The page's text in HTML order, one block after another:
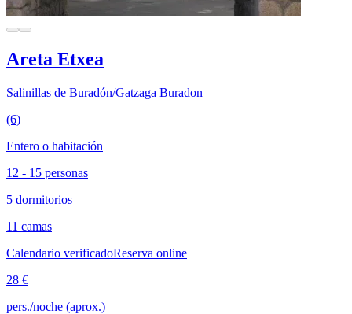
Areta Etxea
Salinillas de Buradón/Gatzaga Buradon
(6)
Entero o habitación
12 - 15 personas
5 dormitorios
11 camas
Calendario verificadoReserva online
28 €
pers./noche (aprox.)